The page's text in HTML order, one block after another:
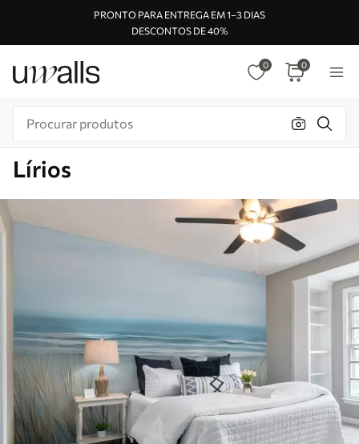
PRONTO PARA ENTREGA EM 1–3 DIAS
DESCONTOS DE 40%
0 0
Lírios